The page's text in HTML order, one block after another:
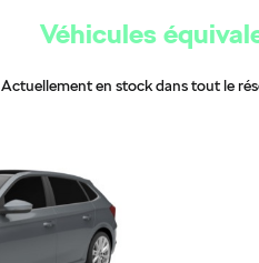
Véhicules
Actuellement en stock dans tout le